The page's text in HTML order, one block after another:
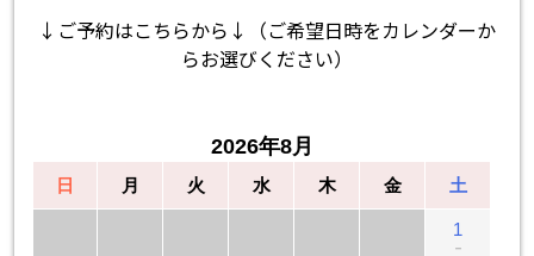
↓ご予約はこちらから↓（ご希望日時をカレンダーか
らお選びください）
2026年8月
日 月 火 水 木 金 土
1
－